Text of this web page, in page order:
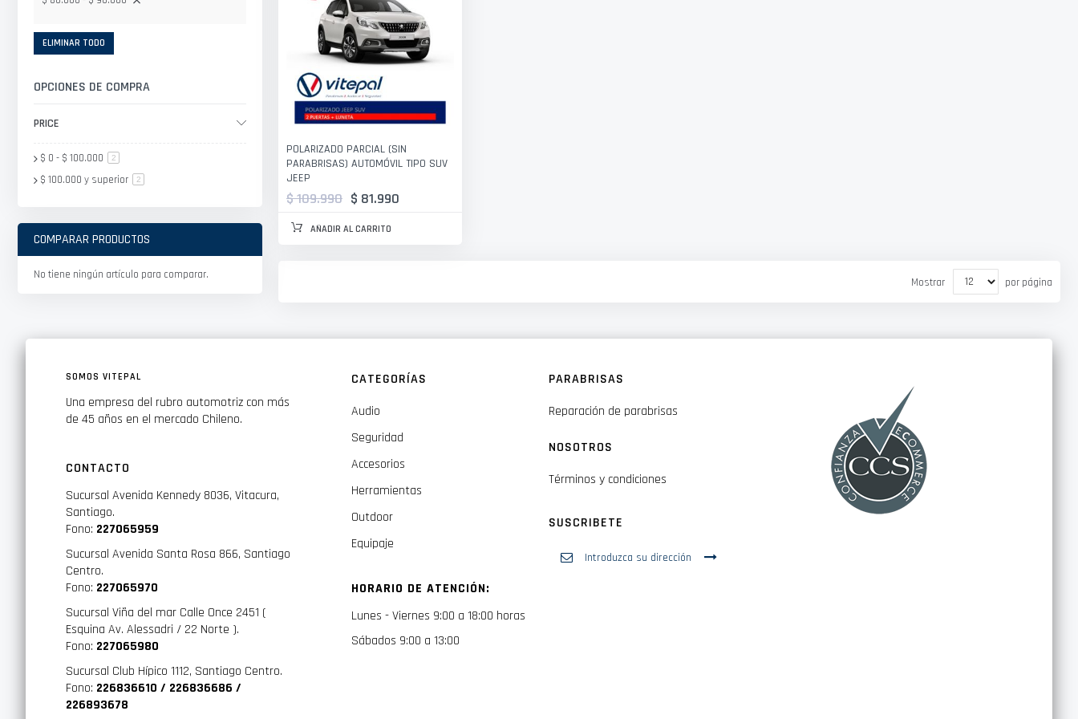
POLARIZADO PARCIAL (SIN
PARABRISAS) AUTOMÓVIL TIPO SUV
JEEP
$ 81.990
$ 109.990
AÑADIR AL CARRITO
Mostrar por página
ELIMINAR TODO
OPCIONES DE COMPRA
PRICE
$ 0 - $ 100.000 2artículo
$ 100.000 y superior 2artículo
COMPARAR PRODUCTOS
No tiene ningún artículo para comparar.
SOMOS VITEPAL
Una empresa del rubro automotriz con más
de 45 años en el mercado Chileno.
CONTACTO
Sucursal Avenida Kennedy 8036, Vitacura,
Santiago.
Fono: 227065959
Sucursal Avenida Santa Rosa 866, Santiago
Centro.
Fono: 227065970
Sucursal Viña del mar Calle Once 2451 (
Esquina Av. Alessadri / 22 Norte ).
Fono: 227065980
Sucursal Club Hípico 1112, Santiago Centro.
Fono: 226836610 / 226836686 /
226893678
CATEGORÍAS
Audio
Seguridad
Accesorios
Herramientas
Outdoor
Equipaje
HORARIO DE ATENCIÓN:
Lunes - Viernes 9:00 a 18:00 horas
Sábados 9:00 a 13:00
PARABRISAS
Reparación de parabrisas
NOSOTROS
Términos y condiciones
SUSCRIBETE